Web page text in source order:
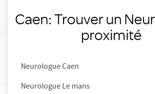
Caen: Trouver un
proximité
Neurologue Caen
Neurologue Le mans